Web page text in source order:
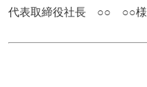
代表取締役社長 ○○ ○○様